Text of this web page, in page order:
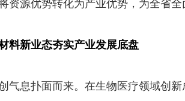
资源优势转化为产业优势，为全省全
料新业态夯实产业发展底盘
气息扑面而来。在生物医疗领域创